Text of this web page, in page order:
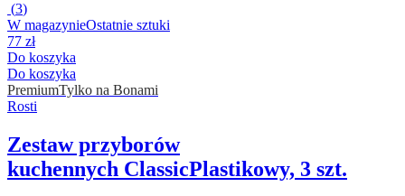
(3)
W magazynieOstatnie sztuki
77 zł
Do koszyka
Do koszyka
PremiumTylko na Bonami
Rosti
Zestaw przyborów
kuchennych ClassicPlastikowy, 3 szt.